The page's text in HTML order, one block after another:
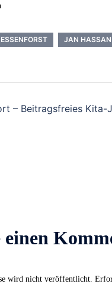
JAN HASSAN
– Beitragsfreies Kita-
einen
wird nicht veröffentlicht.